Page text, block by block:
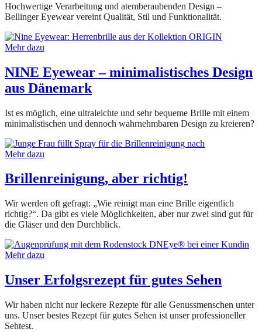
Hochwertige Verarbeitung und atemberaubenden Design –
Bellinger Eyewear vereint Qualität, Stil und Funktionalität.
Mehr dazu
NINE Eyewear – minimalistisches Design
aus Dänemark
Ist es möglich, eine ultraleichte und sehr bequeme Brille mit einem
minimalistischen und dennoch wahrnehmbaren Design zu kreieren?
Mehr dazu
Brillenreinigung, aber richtig!
Wir werden oft gefragt: „Wie reinigt man eine Brille eigentlich
richtig?“. Da gibt es viele Möglichkeiten, aber nur zwei sind gut für
die Gläser und den Durchblick.
Mehr dazu
Unser Erfolgsrezept für gutes Sehen
Wir haben nicht nur leckere Rezepte für alle Genussmenschen unter
uns. Unser bestes Rezept für gutes Sehen ist unser professioneller
Sehtest.